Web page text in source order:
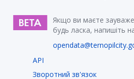
Якщо ви маєте
будь ласка, напишіть
API
Зворотний зв'язок